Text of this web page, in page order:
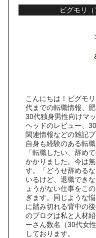
ビグモリ（
こんにちは！ビグモ
代までの転職情報、
30代独身男性向けマ
ヘッドのレビュー、
関連情報などの雑記
自身も経験のある転
「転職したい、辞め
かかりました。今は
す。「どうせ辞める
いるけど、退職でき
ょうがない仕事をこ
ぎます。同じような
に踏み切れる背中の
のブログは私と人材
ーさん数名（30代女
しております。